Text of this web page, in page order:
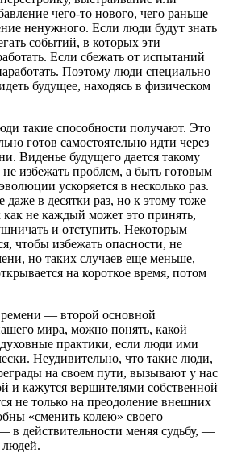
чего-то нового, чего раньше
ненужного. Если люди будут знать
событий, в которых эти
Если сбежать от испытаний
Поэтому люди специально
будущее, находясь в физическом
такие способности получают. Это
готов самостоятельно идти через
Виденье будущего дается такому
не избежать проблем, а быть готовым
ускоряется в несколько раз.
даже в десятки раз, но к этому тоже
не каждый может это принять,
и отступить. Некоторым
чтобы избежать опасности, не
но таких случаев еще меньше,
на короткое время, потом
— второй основной
мира, можно понять, какой
практики, если люди ими
Неудивительно, что такие люди,
на своем пути, вызывают у нас
и кажутся вершителями собственной
не только на преодоление внешних
«сменить колею» своего
в действительности меняя судьбу, —